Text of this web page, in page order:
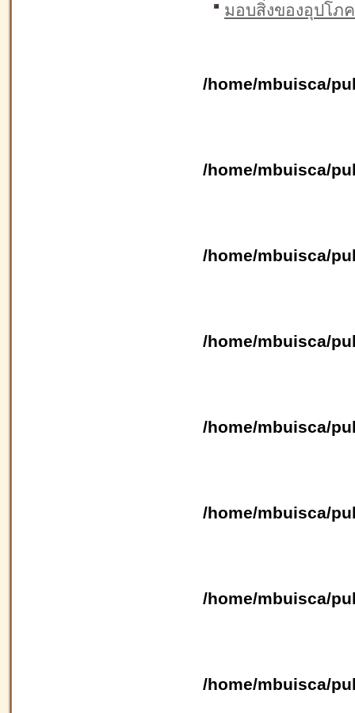
มอบสิ่งของอุปโภ
/home/mbuisca/
/home/mbuisca/
/home/mbuisca/
/home/mbuisca/
/home/mbuisca/
/home/mbuisca/
/home/mbuisca/
/home/mbuisca/